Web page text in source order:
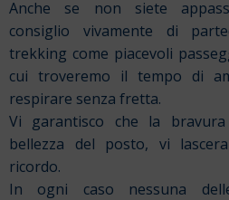
Anche se non siete
consiglio vivamente di
trekking come piacevoli
cui troveremo il tempo di
respirare senza fretta.
Vi garantisco che la
bellezza del posto, vi
ricordo.
In ogni caso nessuna